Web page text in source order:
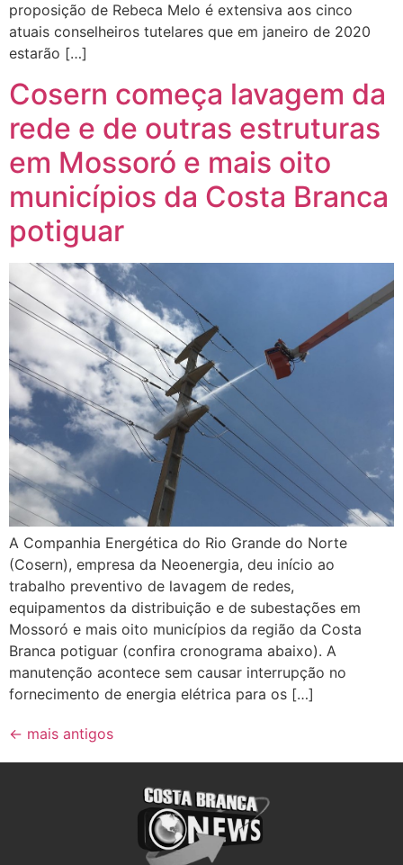
proposição de Rebeca Melo é extensiva aos cinco
atuais conselheiros tutelares que em janeiro de 2020
estarão […]
Cosern começa lavagem da
rede e de outras estruturas
em Mossoró e mais oito
municípios da Costa Branca
potiguar
A Companhia Energética do Rio Grande do Norte
(Cosern), empresa da Neoenergia, deu início ao
trabalho preventivo de lavagem de redes,
equipamentos da distribuição e de subestações em
Mossoró e mais oito municípios da região da Costa
Branca potiguar (confira cronograma abaixo). A
manutenção acontece sem causar interrupção no
fornecimento de energia elétrica para os […]
← mais antigos